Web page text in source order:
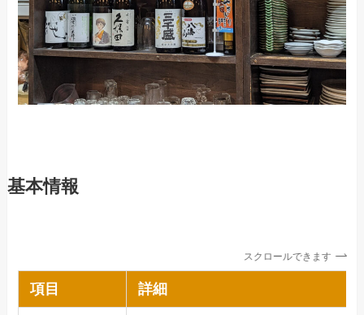
基本情報
スクロールできます
項目 詳細